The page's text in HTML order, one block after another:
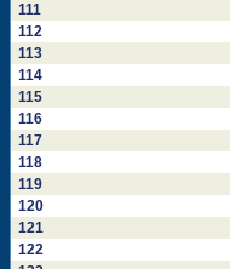
111
112
113
114
115
116
117
118
119
120
121
122